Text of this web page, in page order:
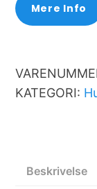
Mere Info
KATEGORI:
Beskrivelse